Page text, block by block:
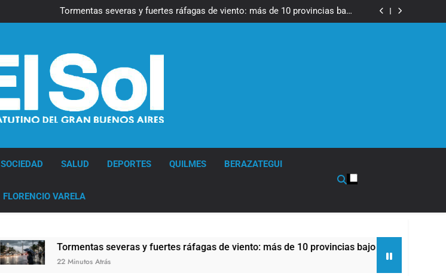
protesta contra la reforma de la Ley de Tierras
Tormentas severas y fuertes ráfagas de viento: más de 10 provincias bajo
alerta meteorológica
Senado debate el proyecto sobre propiedad privada con foco en los
Senado debate el proyecto sobre propiedad privada con foco en los
SOCIEDAD SALUD DEPORTES QUILMES BERAZATEGUI
FLORENCIO VARELA
Tormentas severas y fuertes ráfagas de viento: más de 10 provincias bajo alerta meteorológica
22 Minutos Atrás